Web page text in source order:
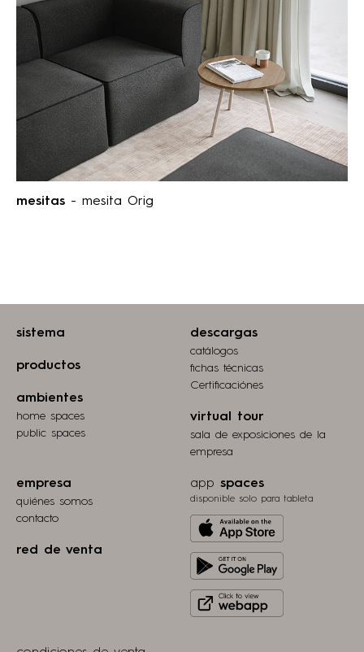
mesitas - mesita Orig
sistema
productos
ambientes
home spaces
public spaces
descargas
catálogos
fichas técnicas
Certificaciónes
virtual tour
sala de exposiciones de la
empresa
empresa
quiénes somos
contacto
red de venta
app spaces
disponible solo para tableta
from
store
it
Play
to